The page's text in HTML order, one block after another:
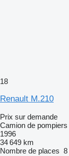
18
Renault M.210
Prix sur demande
Camion de pompiers
1996
34 649 km
Nombre de places 8